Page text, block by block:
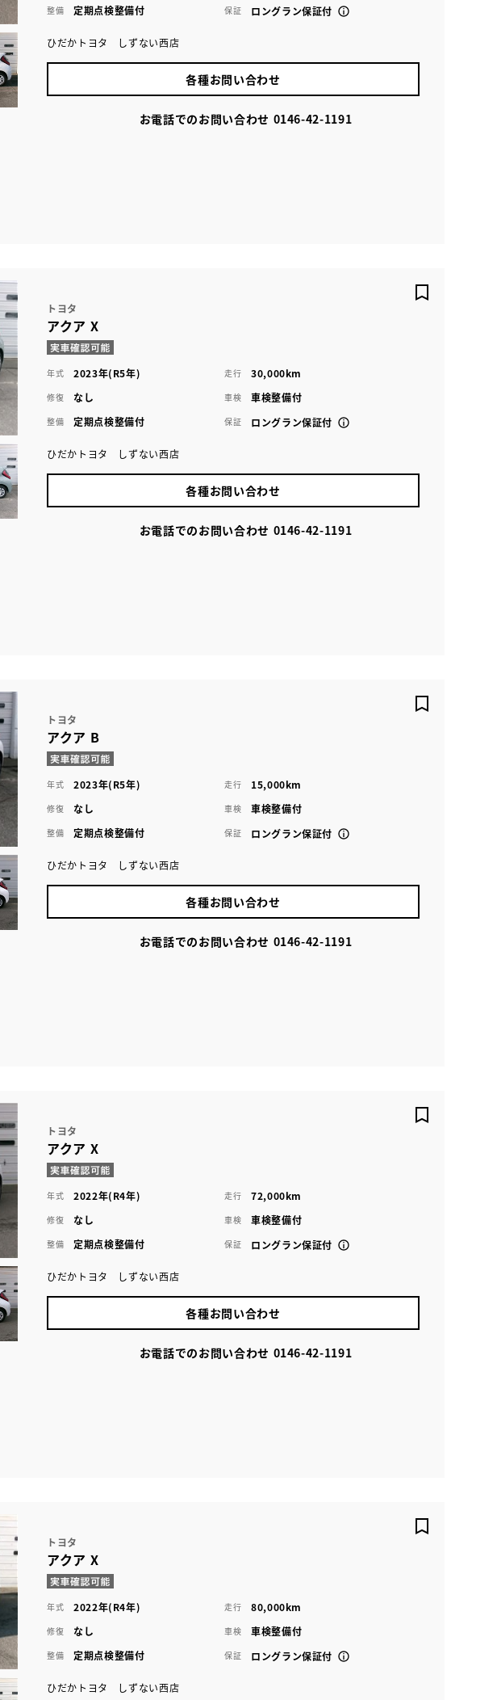
整備 定期点検整備付 保証 ロングラン保証付
ひだかトヨタ しずない西店
各種お問い合わせ
お電話でのお問い合わせ 0146-42-1191
トヨタ
アクア X
年式 2023年(R5年) 走行 30,000km
修復 なし 車検 車検整備付
整備 定期点検整備付 保証 ロングラン保証付
ひだかトヨタ しずない西店
各種お問い合わせ
お電話でのお問い合わせ 0146-42-1191
トヨタ
アクア B
年式 2023年(R5年) 走行 15,000km
修復 なし 車検 車検整備付
整備 定期点検整備付 保証 ロングラン保証付
ひだかトヨタ しずない西店
各種お問い合わせ
お電話でのお問い合わせ 0146-42-1191
トヨタ
アクア X
年式 2022年(R4年) 走行 72,000km
修復 なし 車検 車検整備付
整備 定期点検整備付 保証 ロングラン保証付
ひだかトヨタ しずない西店
各種お問い合わせ
お電話でのお問い合わせ 0146-42-1191
トヨタ
アクア X
年式 2022年(R4年) 走行 80,000km
修復 なし 車検 車検整備付
整備 定期点検整備付 保証 ロングラン保証付
ひだかトヨタ しずない西店